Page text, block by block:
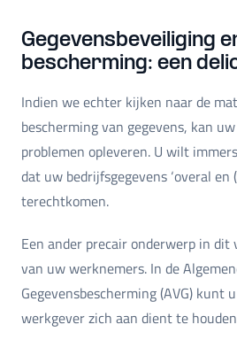
Gegevensbeveiliging
bescherming: een
Indien we echter kijken naar de
bescherming van gegevens, kan uw
problemen opleveren. U wilt
dat uw bedrijfsgegevens ‘overal en
terechtkomen.
Een ander precair onderwerp in dit
van uw werknemers. In de
Gegevensbescherming (AVG) kunt
werkgever zich aan dient te